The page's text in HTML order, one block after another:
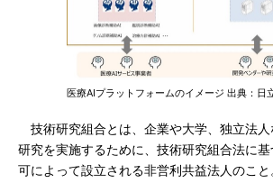
医療AIプラットフォームのイメージ 出典：日
技術研究組合とは、企業や大学、独立法
研究を実施するために、技術研究組合法に
可によって設立される非営利共益法人のこ